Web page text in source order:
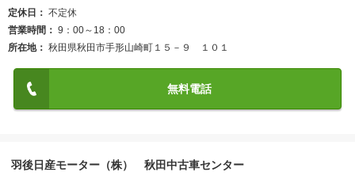
定休日
不定休
営業時間
9：00～18：00
所在地
秋田県秋田市手形山崎町１５－９ １０１
無料電話
羽後日産モーター（株） 秋田中古車センター